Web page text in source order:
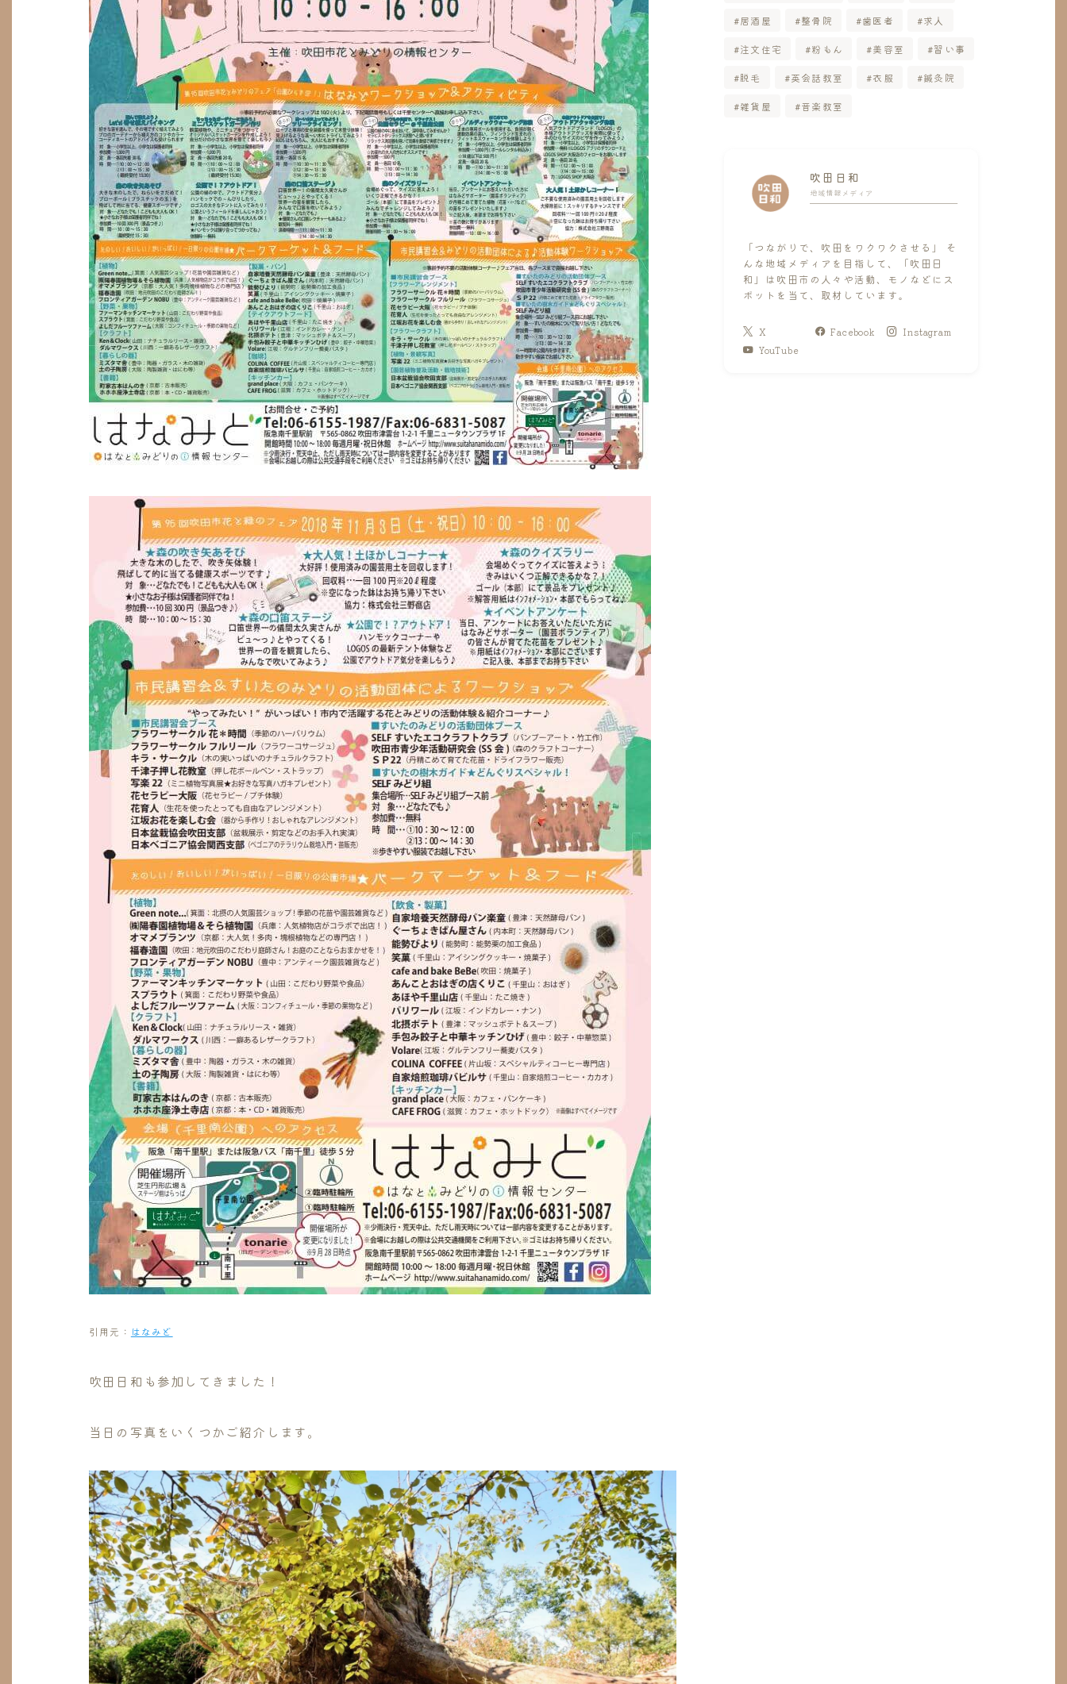
引用元： はなみど
吹田日和も参加してきました！
当日の写真をいくつかご紹介します。
居酒屋 整骨院 歯医者 求人
注文住宅 粉もん 美容室 習い事
脱毛 英会話教室 衣服 鍼灸院
雑貨屋 音楽教室
吹田日和
地域情報メディア
「つながりで、吹田をワクワクさせる」 そ
んな地域メディアを目指して、「吹田日
和」は吹田市の人々や活動、モノなどにス
ポットを当て、取材しています。
X Facebook
Instagram
YouTube